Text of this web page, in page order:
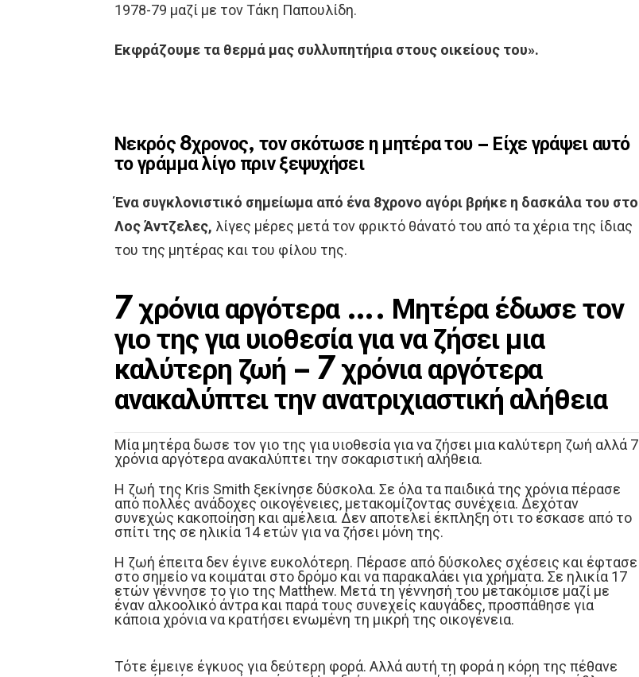
1978-79 μαζί με τον Τάκη Παπουλίδη.
Εκφράζουμε τα θερμά μας συλλυπητήρια στους οικείους του».
Νεκρός 8χρονος, τον σκότωσε η μητέρα του – Είχε γράψει αυτό
το γράμμα λίγο πριν ξεψυχήσει
Ένα συγκλονιστικό σημείωμα από ένα 8χρονο αγόρι βρήκε η δασκάλα του στο
Λος Άντζελες, λίγες μέρες μετά τον φρικτό θάνατό του από τα χέρια της ίδιας
του της μητέρας και του φίλου της.
7 χρόνια αργότερα …. Μητέρα έδωσε τον
γιο της για υιοθεσία για να ζήσει μια
καλύτερη ζωή – 7 χρόνια αργότερα
ανακαλύπτει την ανατριχιαστική αλήθεια
Μία μητέρα δωσε τον γιο της για υιοθεσία για να ζήσει μια καλύτερη ζωή αλλά 7
χρόνια αργότερα ανακαλύπτει την σοκαριστική αλήθεια.
H ζωή της Kris Smith ξεκίνησε δύσκολα. Σε όλα τα παιδικά της χρόνια πέρασε
από πολλές ανάδοχες οικογένειες, μετακομίζοντας συνέχεια. Δεχόταν
συνεχώς κακοποίηση και αμέλεια. Δεν αποτελεί έκπληξη ότι το έσκασε από το
σπίτι της σε ηλικία 14 ετών για να ζήσει μόνη της.
Η ζωή έπειτα δεν έγινε ευκολότερη. Πέρασε από δύσκολες σχέσεις και έφτασε
στο σημείο να κοιμάται στο δρόμο και να παρακαλάει για χρήματα. Σε ηλικία 17
ετών γέννησε το γιο της Matthew. Μετά τη γέννησή του μετακόμισε μαζί με
έναν αλκοολικό άντρα και παρά τους συνεχείς καυγάδες, προσπάθησε για
κάποια χρόνια να κρατήσει ενωμένη τη μικρή της οικογένεια.
Τότε έμεινε έγκυος για δεύτερη φορά. Αλλά αυτή τη φορά η κόρη της πέθανε